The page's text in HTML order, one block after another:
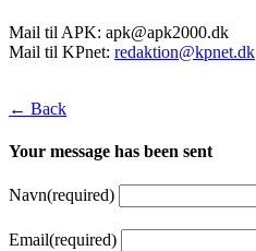
Mail til APK: apk@apk2000.dk
Mail til KPnet: redaktion@kpnet.dk
← Back
Your message has been sent
Navn(required)
Email(required)